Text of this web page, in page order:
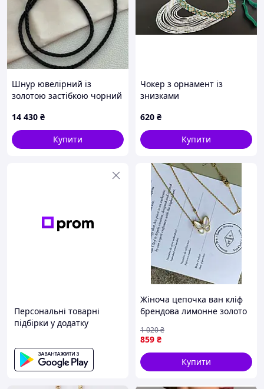
до 13:00 буднього дня, він
буде відправлений у цей
день.
знижка доведеться по
Шнур ювелірний із
золотою застібкою чорний
14 430 ₴
Купити
Чокер з орнамент із
знизками
620 ₴
Купити
Персональні товарні
підбірки у додатку
Жіноча цепочка ван кліф
брендова лимонне золото
ювелірний сплав 410 мм
нова Van Cleef Nextor
859 ₴
1 020₴
Купити